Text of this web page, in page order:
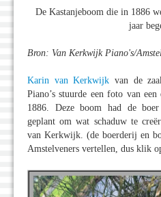
De Kastanjeboom die in 1886
jaar
Bron: Van Kerkwijk Piano's/
Karin van Kerkwijk van de
Piano’s stuurde een foto van
1886. Deze boom had de
geplant om wat schaduw te
van Kerkwijk. (de boerderij en
Amstelveners vertellen, dus klik